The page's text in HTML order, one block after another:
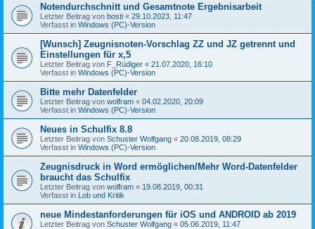
Notendurchschnitt und Gesamtnote Ergebnisarbeit
Letzter Beitrag von bosti « 29.10.2023, 11:47
Verfasst in Windows (PC)-Version
[Wunsch] Zeugnisnoten-Vorschlag ZZ und JZ getrennt und
Einstellungen für x,5
Letzter Beitrag von F_Rüdiger « 21.07.2020, 16:10
Verfasst in Windows (PC)-Version
Bitte mehr Datenfelder
Letzter Beitrag von wolfram « 04.02.2020, 20:09
Verfasst in Windows (PC)-Version
Neues in Schulfix 8.8
Letzter Beitrag von Schuster Wolfgang « 20.08.2019, 08:29
Verfasst in Windows (PC)-Version
Zeugnisdruck in Word ermöglichen/Mehr Word-Datenfelder
braucht das Schulfix
Letzter Beitrag von wolfram « 19.08.2019, 00:31
Verfasst in Lob und Kritik
neue Mindestanforderungen für iOS und ANDROID ab 2019
Letzter Beitrag von Schuster Wolfgang « 05.06.2019, 11:47